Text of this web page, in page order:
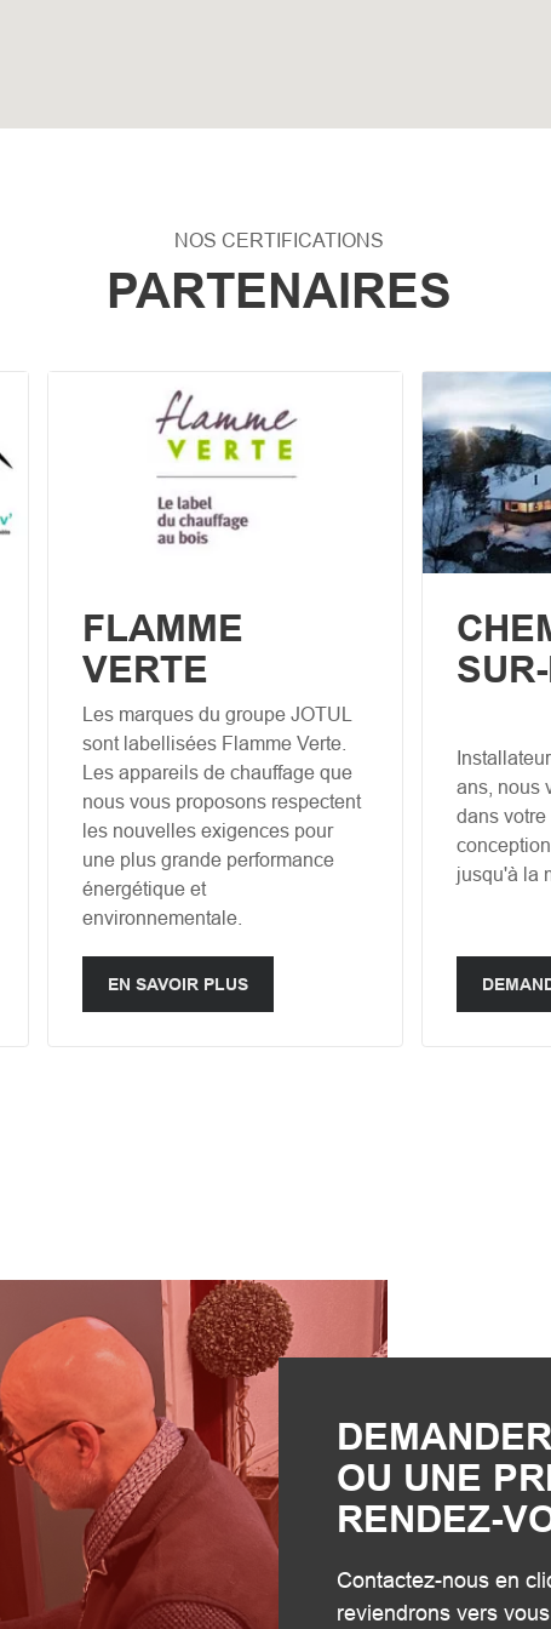
NOS CERTIFICATIONS
PARTENAIRES
FLAMME
VERTE
Les marques du groupe JOTUL
sont labellisées Flamme Verte.
Les appareils de chauffage que
nous vous proposons respectent
les nouvelles exigences pour
une plus grande performance
énergétique et
environnementale.
EN SAVOIR PLUS
ans, nous
dans votre
jusqu'à la
OU UNE
RENDEZ-
Contactez-nous en
reviendrons vers